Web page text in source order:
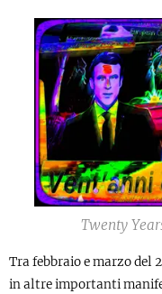
Twenty
Tra febbraio e marzo del
in altre importanti